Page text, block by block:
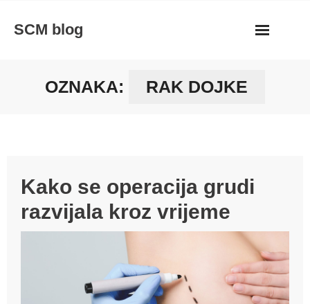
SCM blog
OZNAKA: RAK DOJKE
Kako se operacija grudi
razvijala kroz vrijeme